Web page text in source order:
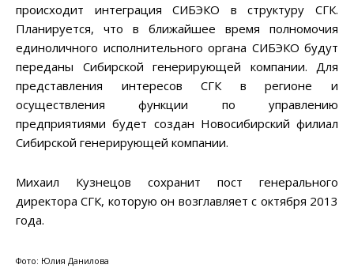
происходит интеграция СИБЭКО в структуру СГК.
Планируется, что в ближайшее время полномочия
единоличного исполнительного органа СИБЭКО будут
переданы Сибирской генерирующей компании. Для
представления интересов СГК в регионе и
осуществления функции по управлению
предприятиями будет создан Новосибирский филиал
Сибирской генерирующей компании.
Михаил Кузнецов сохранит пост генерального
директора СГК, которую он возглавляет с октября 2013
года.
Фото: Юлия Данилова